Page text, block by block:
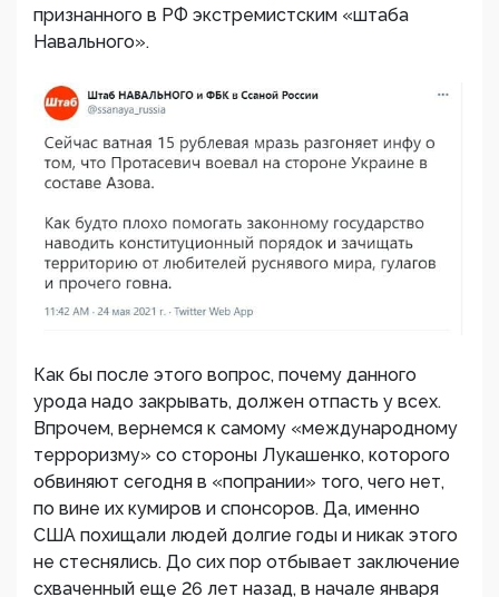
признанного в РФ экстремистским «штаба
Навального».
Как бы после этого вопрос, почему данного
урода надо закрывать, должен отпасть у всех.
Впрочем, вернемся к самому «международному
терроризму» со стороны Лукашенко, которого
обвиняют сегодня в «попрании» того, чего нет,
по вине их кумиров и спонсоров. Да, именно
США похищали людей долгие годы и никак этого
не стеснялись. До сих пор отбывает заключение
схваченный еще 26 лет назад, в начале января